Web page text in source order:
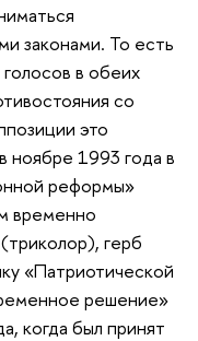
законами. То есть
в обеих
со
это
ноябре 1993 года в
реформы»
временно
герб
«Патриотической
решение»
когда был принят